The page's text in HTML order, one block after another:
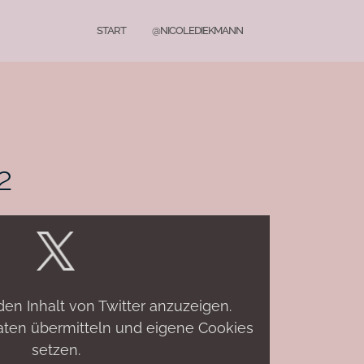
START @NICOLEDIEKMANN
Inhalt von Twitter anzuzeigen.
übermitteln und eigene Cookies
setzen.